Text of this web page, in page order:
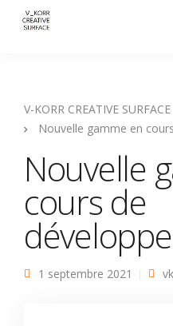
V-KORR CREATIVE SURFACE
Nouvelle gamme en
Nouvelle
cours de
1 septembre 2021